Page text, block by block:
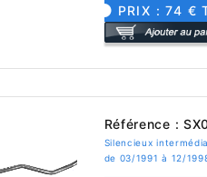
PRIX : 74 €
Référence :
Silencieux
de 03/1991 à 12/